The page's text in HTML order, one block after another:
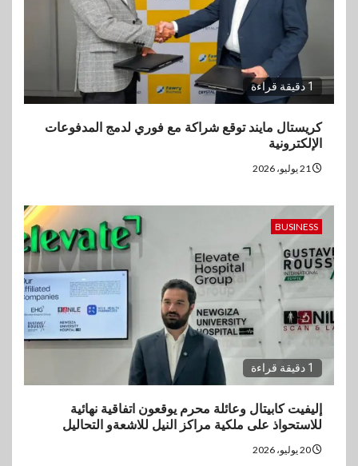
1 دقيقة قراءة
كريستال مايند توقع شراكة مع فوري لدمج المدفوعات
الإلكترونية
BUSINESS
1 دقيقة قراءة
إليفيت كابيتال وعائلة محرم يوقعون اتفاقية نهائية
للاستحواذ على ملكية مراكز النيل للاشعةو التحاليل